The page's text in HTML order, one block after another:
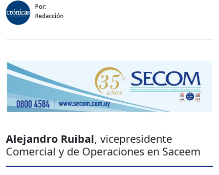
Por:
Redacción
Alejandro Ruibal, vicepresidente
Comercial y de Operaciones en Saceem